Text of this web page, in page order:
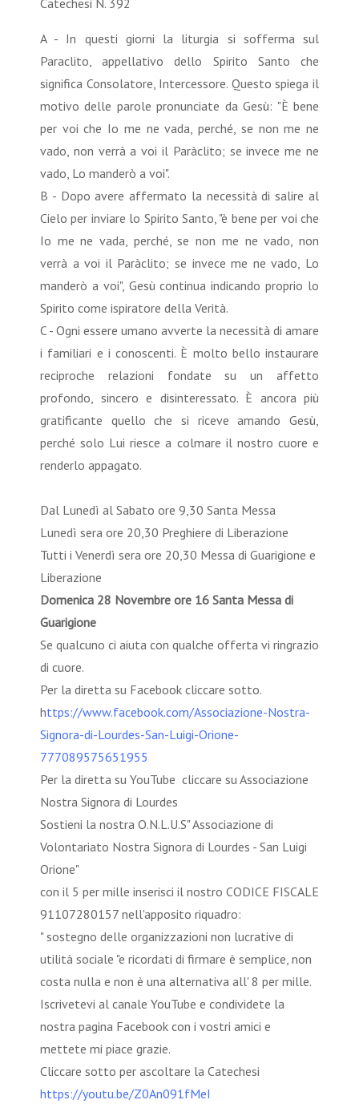
Catechesi N. 392
A - In questi giorni la liturgia si sofferma sul
Paraclito, appellativo dello Spirito Santo che
significa Consolatore, Intercessore. Questo spiega il
motivo delle parole pronunciate da Gesù: "È bene
per voi che Io me ne vada, perché, se non me ne
vado, non verrà a voi il Paràclito; se invece me ne
vado, Lo manderò a voi".
B - Dopo avere affermato la necessità di salire al
Cielo per inviare lo Spirito Santo, "è bene per voi che
Io me ne vada, perché, se non me ne vado, non
verrà a voi il Paràclito; se invece me ne vado, Lo
manderò a voi", Gesù continua indicando proprio lo
Spirito come ispiratore della Verità.
C - Ogni essere umano avverte la necessità di amare
i familiari e i conoscenti. È molto bello instaurare
reciproche relazioni fondate su un affetto
profondo, sincero e disinteressato. È ancora più
gratificante quello che si riceve amando Gesù,
perché solo Lui riesce a colmare il nostro cuore e
renderlo appagato.
Dal Lunedì al Sabato ore 9,30 Santa Messa
Lunedì sera ore 20,30 Preghiere di Liberazione
Tutti i Venerdì sera ore 20,30 Messa di Guarigione e
Liberazione
Domenica 28 Novembre ore 16 Santa Messa di
Guarigione
Se qualcuno ci aiuta con qualche offerta vi ringrazio
di cuore.
Per la diretta su Facebook cliccare sotto.
https://www.facebook.com/Associazione-Nostra-
Signora-di-Lourdes-San-Luigi-Orione-
777089575651955
Per la diretta su YouTube cliccare su Associazione
Nostra Signora di Lourdes
Sostieni la nostra O.N.L.U.S" Associazione di
Volontariato Nostra Signora di Lourdes - San Luigi
Orione"
con il 5 per mille inserisci il nostro CODICE FISCALE
91107280157 nell'apposito riquadro:
" sostegno delle organizzazioni non lucrative di
utilità sociale "e ricordati di firmare è semplice, non
costa nulla e non è una alternativa all' 8 per mille.
Iscrivetevi al canale YouTube e condividete la
nostra pagina Facebook con i vostri amici e
mettete mi piace grazie.
Cliccare sotto per ascoltare la Catechesi
https://youtu.be/Z0An091fMeI